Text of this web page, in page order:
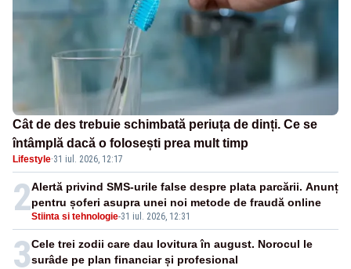
Cât de des trebuie schimbată periuța de dinți. Ce se
întâmplă dacă o folosești prea mult timp
Lifestyle·31 iul. 2026, 12:17
2Stiinta si tehnologie-31 iul. 2026, 12:31
Alertă privind SMS-urile false despre plata parcării. Anunț
pentru șoferi asupra unei noi metode de fraudă online
3Cele trei zodii care dau lovitura în august. Norocul le
surâde pe plan financiar și profesional